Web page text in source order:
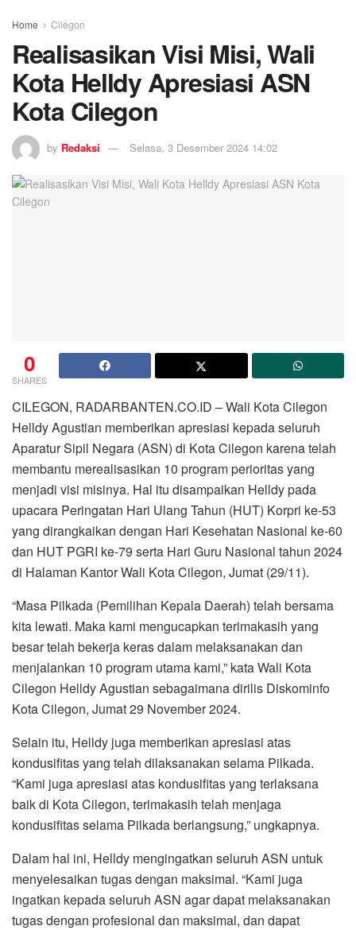
Home Cilegon
Realisasikan Visi Misi, Wali
Kota Helldy Apresiasi ASN
Kota Cilegon
by Redaksi Selasa, 3 Desember 2024 14:02
0
SHARES
CILEGON, RADARBANTEN.CO.ID – Wali Kota Cilegon
Helldy Agustian memberikan apresiasi kepada seluruh
Aparatur Sipil Negara (ASN) di Kota Cilegon karena telah
membantu merealisasikan 10 program perioritas yang
menjadi visi misinya. Hal itu disampaikan Helldy pada
upacara Peringatan Hari Ulang Tahun (HUT) Korpri ke-53
yang dirangkaikan dengan Hari Kesehatan Nasional ke-60
dan HUT PGRI ke-79 serta Hari Guru Nasional tahun 2024
di Halaman Kantor Wali Kota Cilegon, Jumat (29/11).
“Masa Pilkada (Pemilihan Kepala Daerah) telah bersama
kita lewati. Maka kami mengucapkan terimakasih yang
besar telah bekerja keras dalam melaksanakan dan
menjalankan 10 program utama kami,” kata Wali Kota
Cilegon Helldy Agustian sebagaimana dirilis Diskominfo
Kota Cilegon, Jumat 29 November 2024.
Selain itu, Helldy juga memberikan apresiasi atas
kondusifitas yang telah dilaksanakan selama Pilkada.
“Kami juga apresiasi atas kondusifitas yang terlaksana
baik di Kota Cilegon, terimakasih telah menjaga
kondusifitas selama Pilkada berlangsung,” ungkapnya.
Dalam hal ini, Helldy mengingatkan seluruh ASN untuk
menyelesaikan tugas dengan maksimal. “Kami juga
ingatkan kepada seluruh ASN agar dapat melaksanakan
tugas dengan profesional dan maksimal, dan dapat